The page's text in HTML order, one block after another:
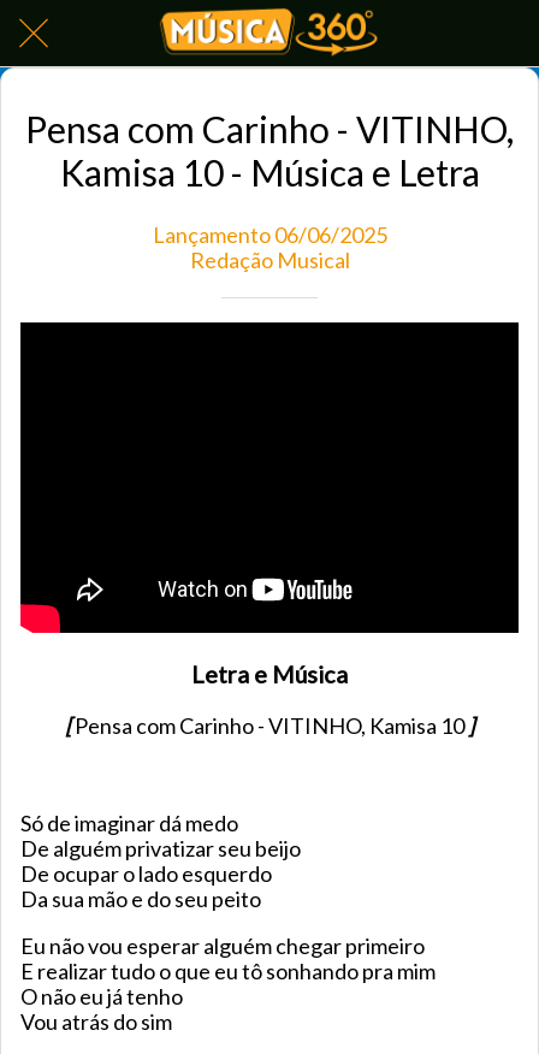
Pensa com Carinho - VITINHO,
Kamisa 10 - Música e Letra
Lançamento 06/06/2025
Redação Musical
Letra e Música
[Pensa com Carinho - VITINHO, Kamisa 10]
Só de imaginar dá medo
De alguém privatizar seu beijo
De ocupar o lado esquerdo
Da sua mão e do seu peito
Eu não vou esperar alguém chegar primeiro
E realizar tudo o que eu tô sonhando pra mim
O não eu já tenho
Vou atrás do sim